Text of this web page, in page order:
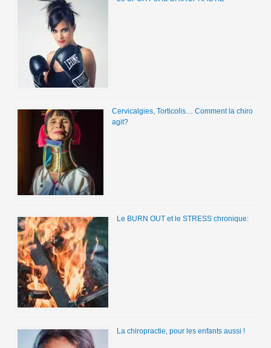
Cervicalgies, Torticolis… Comment la chiro
agit?
Le BURN OUT et le STRESS chronique:
La chiropractie, pour les enfants aussi !